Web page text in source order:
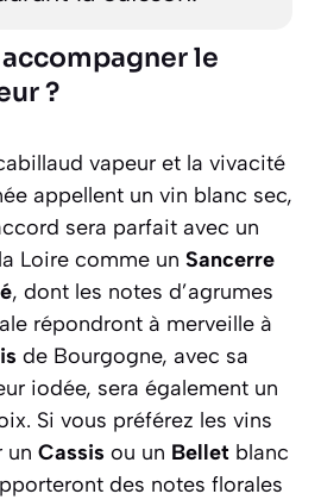
le
?
vapeur et la vivacité
appellent un vin blanc sec,
sera parfait avec un
Loire comme un Sancerre
, dont les notes d’agrumes
répondront à merveille à
de Bourgogne, avec sa
iodée, sera également un
Si vous préférez les vins
un Cassis ou un Bellet blanc
des notes florales